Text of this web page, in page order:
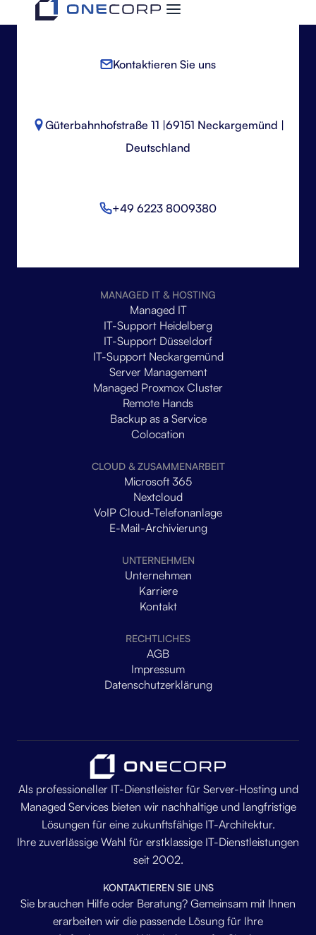
Kontaktieren Sie uns
Güterbahnhofstraße 11 |69151 Neckargemünd |
Deutschland
+49 6223 8009380
MANAGED IT & HOSTING
Managed IT
IT-Support Heidelberg
IT-Support Düsseldorf
IT-Support Neckargemünd
Server Management
Managed Proxmox Cluster
Remote Hands
Backup as a Service
Colocation
CLOUD & ZUSAMMENARBEIT
Microsoft 365
Nextcloud
VoIP Cloud-Telefonanlage
E-Mail-Archivierung
UNTERNEHMEN
Unternehmen
Karriere
Kontakt
RECHTLICHES
AGB
Impressum
Datenschutzerklärung
Als professioneller IT-Dienstleister für Server-Hosting und
Managed Services bieten wir nachhaltige und langfristige
Lösungen für eine zukunftsfähige IT-Architektur.
Ihre zuverlässige Wahl für erstklassige IT-Dienstleistungen
seit 2002.
KONTAKTIEREN SIE UNS
Sie brauchen Hilfe oder Beratung? Gemeinsam mit Ihnen
erarbeiten wir die passende Lösung für Ihre